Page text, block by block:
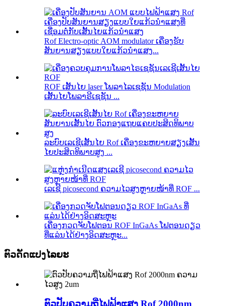
Rof Electro-optic AOM modulator ເຄື່ອງຮັບ
ສັນຍານສຽງແບບໃຍແກ້ວນຳແສງ...
ROF ເສັ້ນໄຍ laser ໂພລາໄລເຊຊັນ Modulation
ເສັ້ນໄຍໂພລາຣີເຊຊັນ ...
ລະບົບເລເຊີເສັ້ນໄຍ Rof ເຄື່ອງຂະຫຍາຍສຽງເສັ້ນ
ໄຍປະສິດທິພາບສູງ ...
ເລເຊີ picosecond ຄວາມໄວສູງຫຼາຍໜ້າທີ່ ROF ...
ເຄື່ອງກວດຈັບໂຟຕອນ ROF InGaAs ໂຟຕອນດຽວ
ທີ່ແລ່ນໄດ້ຢ່າງອິດສະຫຼະ...
ຕົວດັດແປງໄລຍະ
ຕົວປັບຄວາມຖີ່ໄຟຟ້າແສງ Rof 2000nm